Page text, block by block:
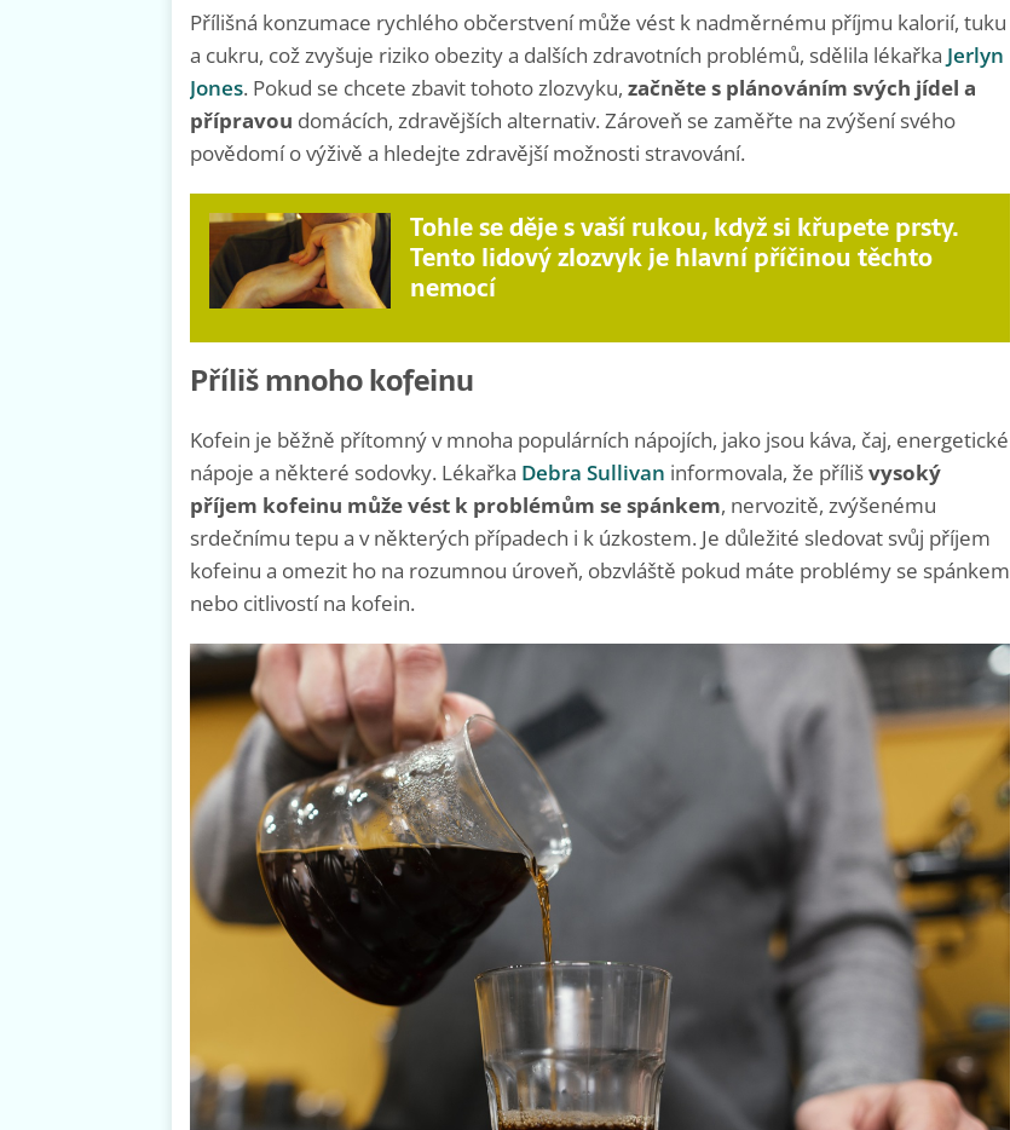
Přílišná konzumace rychlého občerstvení může vést k nadměrnému příjmu kalorií, tuku
a cukru, což zvyšuje riziko obezity a dalších zdravotních problémů, sdělila lékařka Jerlyn
Jones. Pokud se chcete zbavit tohoto zlozvyku, začněte s plánováním svých jídel a
přípravou domácích, zdravějších alternativ. Zároveň se zaměřte na zvýšení svého
povědomí o výživě a hledejte zdravější možnosti stravování.
Tohle se děje s vaší rukou, když si křupete prsty.
Tento lidový zlozvyk je hlavní příčinou těchto
nemocí
Příliš mnoho kofeinu
Kofein je běžně přítomný v mnoha populárních nápojích, jako jsou káva, čaj, energetické
nápoje a některé sodovky. Lékařka Debra Sullivan informovala, že přílišvysoký
příjem kofeinu může vést k problémům se spánkem, nervozitě, zvýšenému
srdečnímu tepu a v některých případech i k úzkostem. Je důležité sledovat svůj příjem
kofeinu a omezit ho na rozumnou úroveň, obzvláště pokud máte problémy se spánkem
nebo citlivostí na kofein.